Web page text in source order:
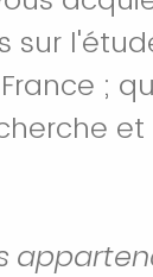
;